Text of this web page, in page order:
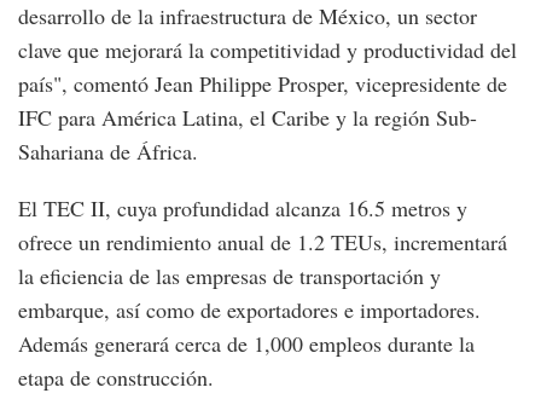
desarrollo de la infraestructura de México, un sector
clave que mejorará la competitividad y productividad del
país", comentó Jean Philippe Prosper, vicepresidente de
IFC para América Latina, el Caribe y la región Sub-
Sahariana de África.
El TEC II, cuya profundidad alcanza 16.5 metros y
ofrece un rendimiento anual de 1.2 TEUs, incrementará
la eficiencia de las empresas de transportación y
embarque, así como de exportadores e importadores.
Además generará cerca de 1,000 empleos durante la
etapa de construcción.